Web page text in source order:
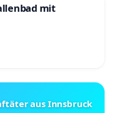
mit
aus Innsbruck